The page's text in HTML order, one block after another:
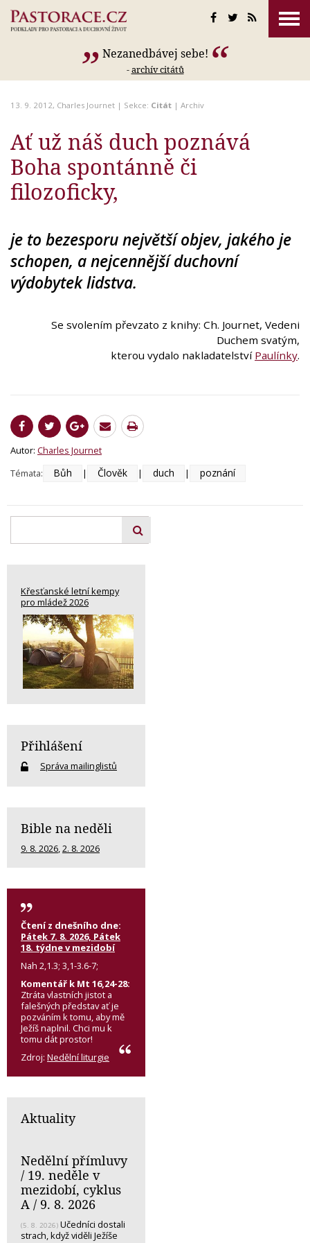
Nezanedbávej sebe!
-archív citátů
13. 9. 2012, Charles Journet | Sekce: Citát | Archiv
Ať už náš duch poznává
Boha spontánně či
filozoficky,
je to bezesporu největší objev, jakého je
schopen, a nejcennější duchovní
výdobytek lidstva.
Se svolením převzato z knihy: Ch. Journet, Vedeni
Duchem svatým,
kterou vydalo nakladatelství Paulínky.
Autor: Charles Journet
Témata:
Bůh | Člověk | duch | poznání
Křesťanské letní kempy
pro mládež 2026
Přihlášení
Správa mailinglistů
Bible na neděli
9. 8. 2026,2. 8. 2026
Čtení z dnešního dne:
Pátek 7. 8. 2026, Pátek
18. týdne v mezidobí
Nah 2,1.3; 3,1-3.6-7;
Komentář k Mt 16,24-28:
Ztráta vlastních jistot a
falešných představ ať je
pozváním k tomu, aby mě
Ježíš naplnil. Chci mu k
tomu dát prostor!
Zdroj: Nedělní liturgie
Aktuality
Nedělní přímluvy
/ 19. neděle v
mezidobí, cyklus
A / 9. 8. 2026
(5. 8. 2026) Učedníci dostali
strach, když viděli Ježíše